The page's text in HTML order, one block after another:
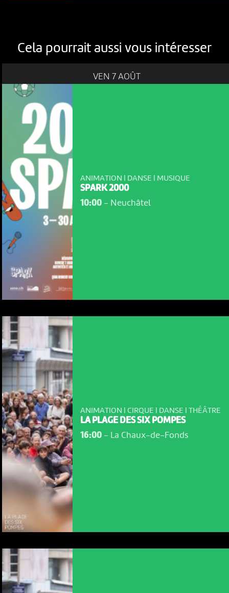
En poursuivant votre navigation sur le culturoscoPe site vous
consentez à l’utilisation de cookies. Les cookies nous
permettent d'analyser le trafic, d’affiner les contenus mis à
Cela pourrait aussi vous intéresser
VEN 7 AOÛT
ANIMATION | DANSE | MUSIQUE
SPARK 2000
10:00- Neuchâtel
ANIMATION | CIRQUE | DANSE | THÉÂTRE
LA PLAGE DES SIX POMPES
16:00- La Chaux-de-Fonds